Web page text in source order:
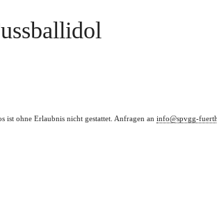
ist ohne Erlaubnis nicht gestattet. Anfragen an info@spvgg-